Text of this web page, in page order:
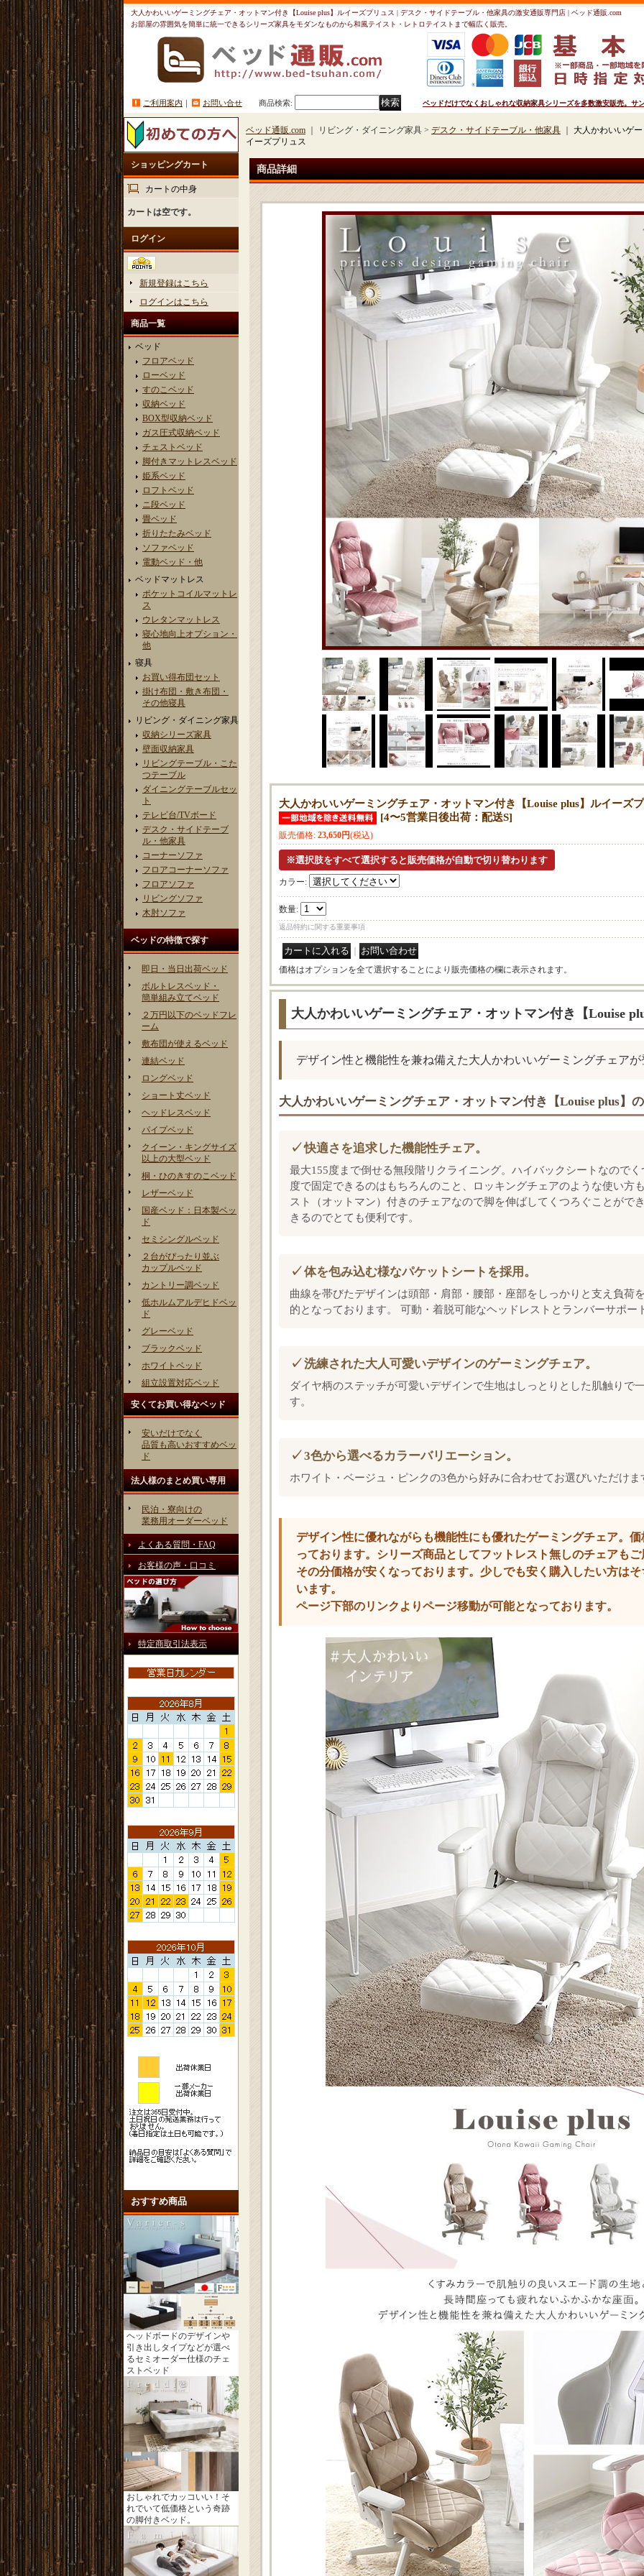
大人かわいいゲーミングチェア・オットマン付き【Louise plus】ルイーズプリュス | デスク・サイドテーブル・他家具の激安通販専門店 | ベッド通販.com
お部屋の雰囲気を簡単に統一できるシリーズ家具をモダンなものから和風テイスト・レトロテイストまで幅広く販売。
ベッドだけでなくおしゃれな収納家具シリーズを多数激安販売。サ
ご利用案内 ｜ お問い合せ 商品検索:
ショッピングカート
カートの中身
カートは空です。
ログイン
新規登録はこちら
ログインはこちら
商品一覧
ベッド
フロアベッド
ローベッド
すのこベッド
収納ベッド
BOX型収納ベッド
ガス圧式収納ベッド
チェストベッド
脚付きマットレスベッド
姫系ベッド
ロフトベッド
ニ段ベッド
畳ベッド
折りたたみベッド
ソファベッド
電動ベッド・他
ベッドマットレス
ポケットコイルマットレ
ス
ウレタンマットレス
寝心地向上オプション・
他
寝具
お買い得布団セット
掛け布団・敷き布団・
その他寝具
リビング・ダイニング家具
収納シリーズ家具
壁面収納家具
リビングテーブル・こた
つテーブル
ダイニングテーブルセッ
ト
テレビ台/TVボード
デスク・サイドテーブ
ル・他家具
コーナーソファ
フロアコーナーソファ
フロアソファ
リビングソファ
木肘ソファ
ベッドの特徴で探す
即日・当日出荷ベッド
ボルトレスベッド・
簡単組み立てベッド
２万円以下のベッドフレ
ーム
敷布団が使えるベッド
連結ベッド
ロングベッド
ショート丈ベッド
ヘッドレスベッド
パイプベッド
クイーン・キングサイズ
以上の大型ベッド
桐・ひのきすのこベッド
レザーベッド
国産ベッド：日本製ベッ
ド
セミシングルベッド
２台がぴったり並ぶ
カップルベッド
カントリー調ベッド
低ホルムアルデヒドベッ
ド
グレーベッド
ブラックベッド
ホワイトベッド
組立設置対応ベッド
安くてお買い得なベッド
安いだけでなく
品質も高いおすすめベッ
ド
法人様のまとめ買い専用
民泊・寮向けの
業務用オーダーベッド
よくある質問・FAQ
お客様の声・口コミ
特定商取引法表示
おすすめ商品
ヘッドボードのデザインや
引き出しタイプなどが選べ
るセミオーダー仕様のチェ
ストベッド
おしゃれでカッコいい！そ
れでいて低価格という奇跡
の脚付きベッド。
ベッド通販.com ｜ リビング・ダイニング家具 > デスク・サイドテーブル・他家具
大人かわいいゲ
イーズプリュス
商品詳細
大人かわいいゲーミングチェア・オットマン付き【Louise plus】ルイーズ
[4〜5営業日後出荷：配送S]
販売価格: 23,650円(税込)
カラー:
数量:
返品特約に関する重要事項
価格はオプションを全て選択することにより販売価格の欄に表示されます。
大人かわいいゲーミングチェア・オットマン付き【Louise
デザイン性と機能性を兼ね備えた大人かわいいゲーミングチェア
大人かわいいゲーミングチェア・オットマン付き【Louise plus】
快適さを追求した機能性チェア。
最大155度まで倒せる無段階リクライニング。ハイバックシートなので
度で固定できるのはもちろんのこと、ロッキングチェアのような使い方
スト（オットマン）付きのチェアなので脚を伸ばしてくつろぐことがで
きるのでとても便利です。
体を包み込む様なパケットシートを採用。
曲線を帯びたデザインは頭部・肩部・腰部・座部をしっかりと支え負荷
的となっております。 可動・着脱可能なヘッドレストとランバーサポー
洗練された大人可愛いデザインのゲーミングチェア。
ダイヤ柄のステッチが可愛いデザインで生地はしっとりとした肌触りで
す。
3色から選べるカラーバリエーション。
ホワイト・ベージュ・ピンクの3色から好みに合わせてお選びいただけま
デザイン性に優れながらも機能性にも優れたゲーミングチェア。
っております。シリーズ商品としてフットレスト無しのチェアも
その分価格が安くなっております。少しでも安く購入したい方は
います。
ページ下部のリンクよりページ移動が可能となっております。